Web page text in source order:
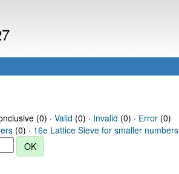
(0) · Valid (0) · Invalid (0) · Error(0)
(0) · 16e Lattice Sieve for smaller numbers